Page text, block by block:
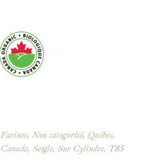
Farines,Non catogorisé, Québec,
Canada,Seigle, Sur Cylindre, T85